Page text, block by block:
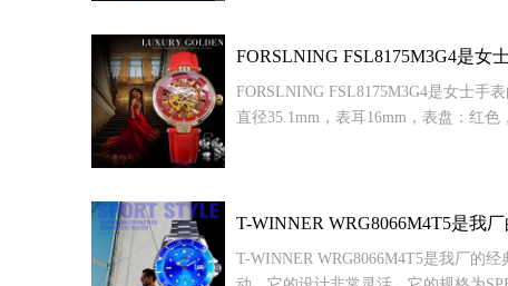
FORSLNING FSL8175M3G4是女
FORSLNING FSL8175M3G4是女士手
直径35.1mm，表耳16mm，表盘：红色
T-WINNER WRG8066M4T5是我
T-WINNER WRG8066M4T5是我厂的